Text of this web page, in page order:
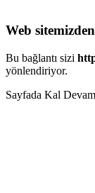
Web
Bu bağlantı sizi
yönlendiriyor.
Sayfada Kal